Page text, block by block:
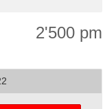
2'500 pm